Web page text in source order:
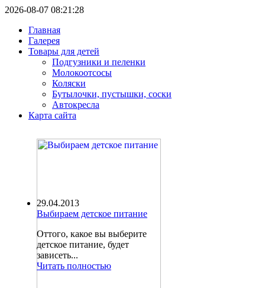
2026-08-07 08:21:28
Главная
Галерея
Товары для детей
Подгузники и пеленки
Молокоотсосы
Коляски
Бутылочки, пустышки, соски
Автокресла
Карта сайта
29.04.2013
Выбираем детское питание
Оттого, какое вы выберите
детское питание, будет
зависеть...
Читать полностью